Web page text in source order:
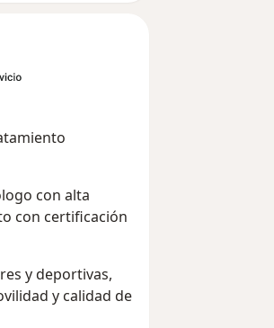
con alta
con certificación
y deportivas,
y calidad de